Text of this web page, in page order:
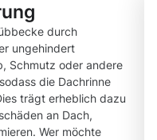
durch
ungehindert
Schmutz oder andere
die Dachrinne
trägt erheblich dazu
an Dach,
Wer möchte